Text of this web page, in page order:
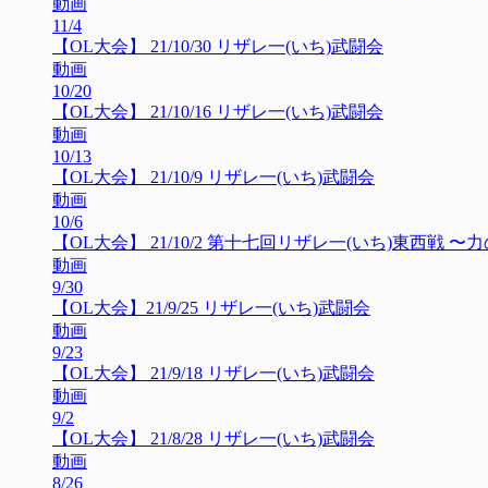
動画
11/4
【OL大会】 21/10/30 リザレ一(いち)武闘会
動画
10/20
【OL大会】 21/10/16 リザレ一(いち)武闘会
動画
10/13
【OL大会】 21/10/9 リザレ一(いち)武闘会
動画
10/6
【OL大会】 21/10/2 第十七回リザレ一(いち)東西戦 〜
動画
9/30
【OL大会】21/9/25 リザレ一(いち)武闘会
動画
9/23
【OL大会】 21/9/18 リザレ一(いち)武闘会
動画
9/2
【OL大会】 21/8/28 リザレ一(いち)武闘会
動画
8/26